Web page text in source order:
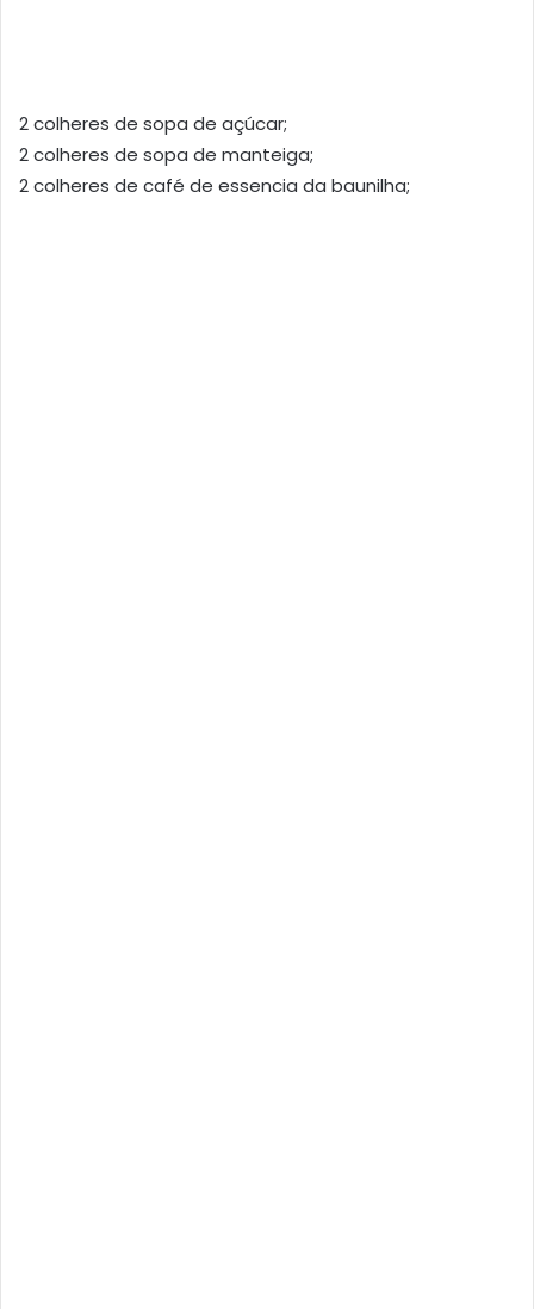
2 colheres de sopa de açúcar;
2 colheres de sopa de manteiga;
2 colheres de café de essencia da baunilha;